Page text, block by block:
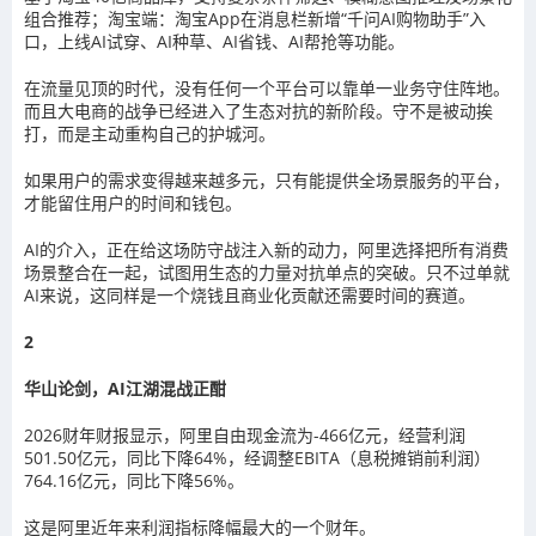
组合推荐；淘宝端：淘宝App在消息栏新增“千问AI购物助手”入
口，上线AI试穿、AI种草、AI省钱、AI帮抢等功能。
在流量见顶的时代，没有任何一个平台可以靠单一业务守住阵地。
而且大电商的战争已经进入了生态对抗的新阶段。守不是被动挨
打，而是主动重构自己的护城河。
如果用户的需求变得越来越多元，只有能提供全场景服务的平台，
才能留住用户的时间和钱包。
AI的介入，正在给这场防守战注入新的动力，阿里选择把所有消费
场景整合在一起，试图用生态的力量对抗单点的突破。只不过单就
AI来说，这同样是一个烧钱且商业化贡献还需要时间的赛道。
2
华山论剑，AI江湖混战正酣
2026财年财报显示，阿里自由现金流为-466亿元，经营利润
501.50亿元，同比下降64%，经调整EBITA（息税摊销前利润）
764.16亿元，同比下降56%。
这是阿里近年来利润指标降幅最大的一个财年。